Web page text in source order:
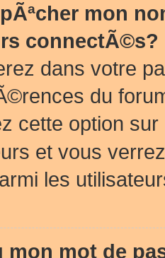
mon
connectÃ©s?
dans votre
du
cette option sur
et vous
les
mot de